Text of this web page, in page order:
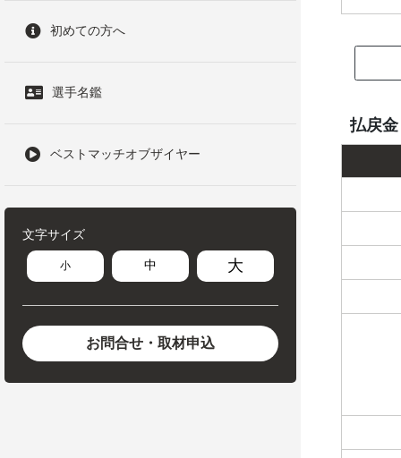
初めての方へ
選手名鑑
ベストマッチオブザイヤー
文字サイズ
小 中 大
お問合せ・取材申込
払戻金